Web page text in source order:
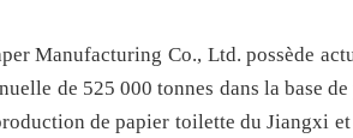
Manufacturing Co., Ltd. possède
de 525 000 tonnes dans la base
de papier toilette du Jiangxi